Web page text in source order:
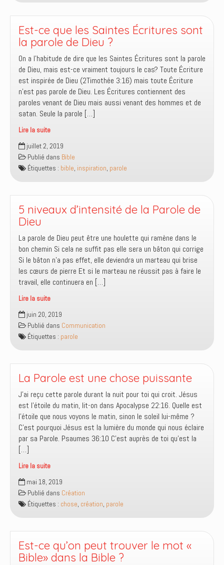
Est-ce que les Saintes Écritures sont
la parole de Dieu ?
On a l’habitude de dire que les Saintes Écritures sont la parole
de Dieu, mais est-ce vraiment toujours le cas? Toute Écriture
est inspirée de Dieu (2Timothée 3:16) mais toute Écriture
n’est pas parole de Dieu. Les Écritures contiennent des
paroles venant de Dieu mais aussi venant des hommes et de
satan. Seule la parole […]
Lire la suite
Est-
ce
que
les
Écritures
sont
la
parole
de
Dieu
?
juillet 2, 2019
Publié dans Bible
Étiquettes : bible, inspiration, parole
5 niveaux d’intensité de la Parole de
Dieu
La parole de Dieu peut être une houlette qui ramène dans le
bon chemin Si cela ne suffit pas elle sera un bâton qui corrige
Si le bâton n’a pas effet, elle deviendra un marteau qui brise
les cœurs de pierre Et si le marteau ne réussit pas à faire le
travail, elle continuera en […]
Lire la suite
5
niveaux
d’intensité
de
Parole
de
juin 20, 2019
Publié dans Communication
Étiquettes : parole
La Parole est une chose puissante
J’ai reçu cette parole durant la nuit pour toi qui croit. Jésus
est l’étoile du matin, lit-on dans Apocalypse 22:16. Quelle est
l’étoile que nous voyons le matin, sinon le soleil lui-même ?
C’est pourquoi Jésus est la lumière du monde qui nous éclaire
par sa Parole. Psaumes 36:10 C’est auprès de toi qu’est la
[…]
Lire la suite
La
Parole
est
une
puissante
mai 18, 2019
Publié dans Création
Étiquettes : chose, création, parole
Est-ce qu’on peut trouver le mot «
Bible» dans la Bible ?